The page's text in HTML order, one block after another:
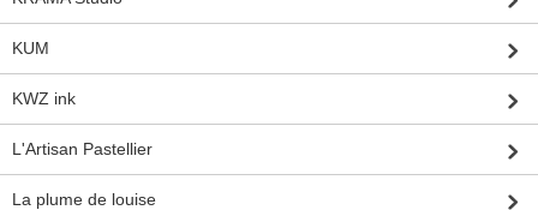
KUM
KWZ ink
L'Artisan Pastellier
La plume de louise